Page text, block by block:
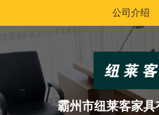
公司介绍
霸州市纽莱客家具